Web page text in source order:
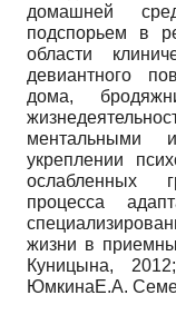
домашней
подспорьем в
области
деви­антного
дома,
ментальными
укреплении
ослабленных
процесса
жизни в
Куницына, 2012
ЮмкинаЕ.А.